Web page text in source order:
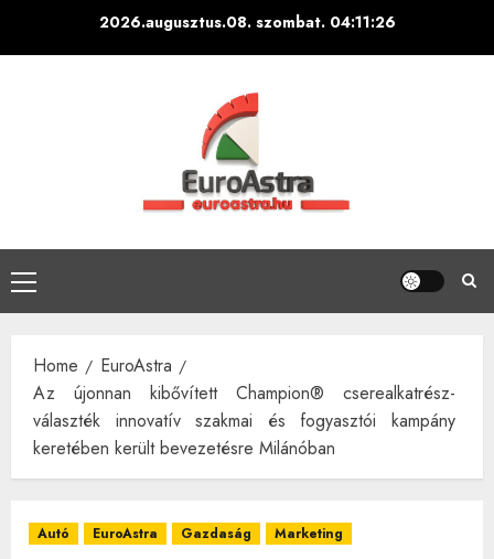
2026.augusztus.08. szombat. 04:11:27
Primary
Menu
Home
EuroAstra
Az újonnan kibővített Champion® cserealkatrész-
választék innovatív szakmai és fogyasztói kampány
keretében került bevezetésre Milánóban
Autó EuroAstra Gazdaság Marketing